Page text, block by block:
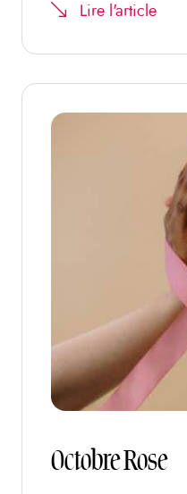
Lire l'article
Octobre Rose